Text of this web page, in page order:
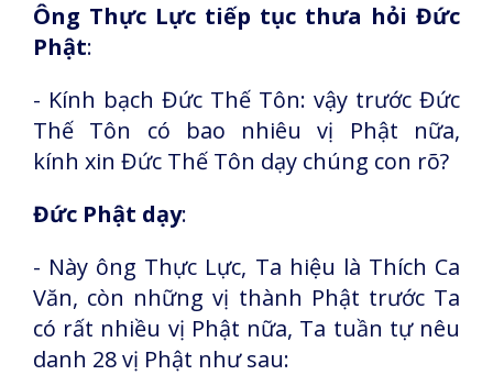
Ông Thực Lực tiếp tục thưa hỏi Đức
Phật:
- Kính bạch Đức Thế Tôn: vậy trước Đức
Thế Tôn có bao nhiêu vị Phật nữa,
kính xin Đức Thế Tôn dạy chúng con rõ?
Đức Phật dạy:
- Này ông Thực Lực, Ta hiệu là Thích Ca
Văn, còn những vị thành Phật trước Ta
có rất nhiều vị Phật nữa, Ta tuần tự nêu
danh 28 vị Phật như sau: